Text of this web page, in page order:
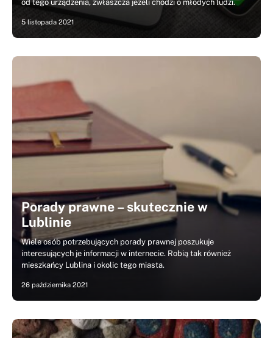
od tego urządzenia, zwłaszcza jeżeli chodzi o młodych ludzi.
5 listopada 2021
Porady prawne – skutecznie w
Lublinie
Wiele osób potrzebujących porady prawnej poszukuje
interesujących je informacji w internecie. Robią tak również
mieszkańcy Lublina i okolic tego miasta.
26 października 2021